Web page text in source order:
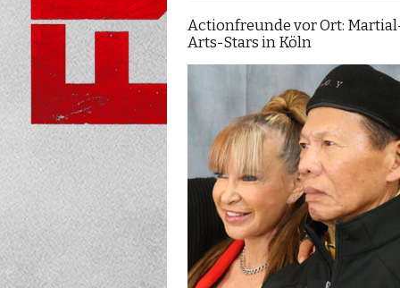
Actionfreunde vor Ort:
Arts-Stars in Köln